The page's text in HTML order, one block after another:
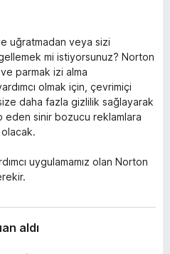
uğratmadan veya sizi
mi istiyorsunuz? Norton
parmak izi alma
olmak için, çevrimiçi
daha fazla gizlilik sağlayarak
eden sinir bozucu reklamlara
uygulamamız olan Norton
aldı